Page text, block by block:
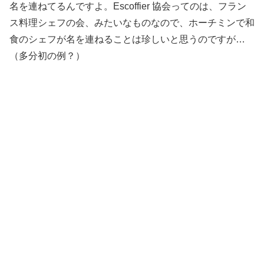
名を連ねてるんですよ。Escoffier 協会ってのは、フラン
ス料理シェフの会、みたいなものなので、ホーチミンで和
食のシェフが名を連ねることは珍しいと思うのですが…
（多分初の例？）